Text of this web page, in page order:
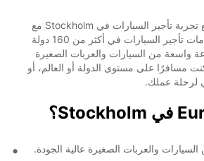
مرحبًا بك في أجمل وأمتع تجربة تأجير السيارات في Stockholm مع
Europcar! نحن نقدم خدمات تأجير السيارات في أكثر من 160 دولة
واسعة من السيارات والعربات الصغيرة
مسافرًا على مستوى الدولة أو العالم، أو
لرحلة عملك.
والعربات الصغيرة عالية الجودة.